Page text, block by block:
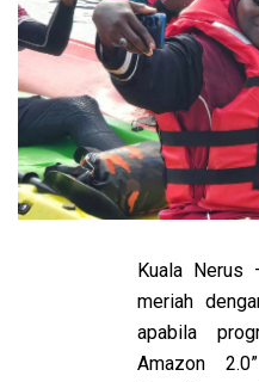
Kuala Nerus
meriah
apabila
Amazon